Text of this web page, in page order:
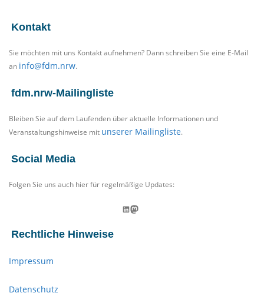
Kontakt
Sie möchten mit uns Kontakt aufnehmen? Dann schreiben Sie eine E-Mail
an info@fdm.nrw.
fdm.nrw-Mailingliste
Bleiben Sie auf dem Laufenden über aktuelle Informationen und
Veranstaltungshinweise mit unserer Mailingliste.
Social Media
Folgen Sie uns auch hier für regelmäßige Updates:
LinkedIn Mastodon
Rechtliche Hinweise
Impressum
Datenschutz